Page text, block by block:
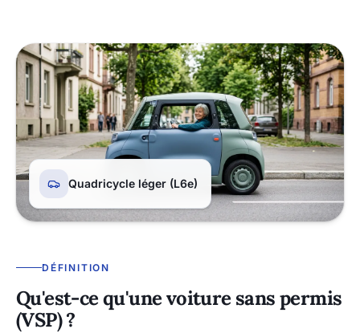
Quadricycle léger (L6e)
DÉFINITION
Qu'est-ce qu'une voiture sans permis
(VSP) ?